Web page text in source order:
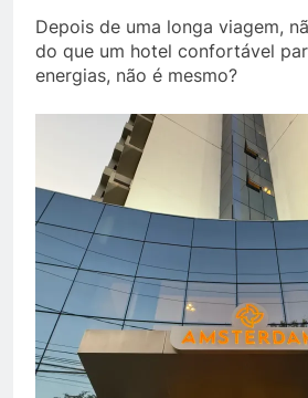
Depois de uma longa viagem,
do que um hotel confortável
energias, não é mesmo?